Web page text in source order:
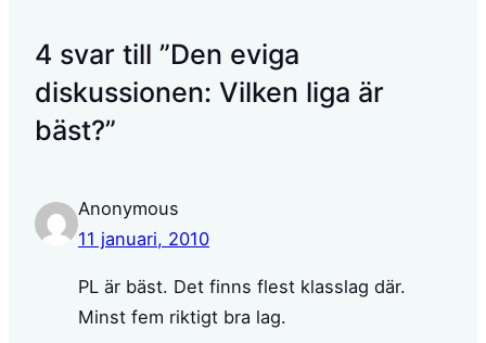
4 svar till ”Den eviga
diskussionen: Vilken liga är
bäst?”
Anonymous
11 januari, 2010
PL är bäst. Det finns flest klasslag där.
Minst fem riktigt bra lag.